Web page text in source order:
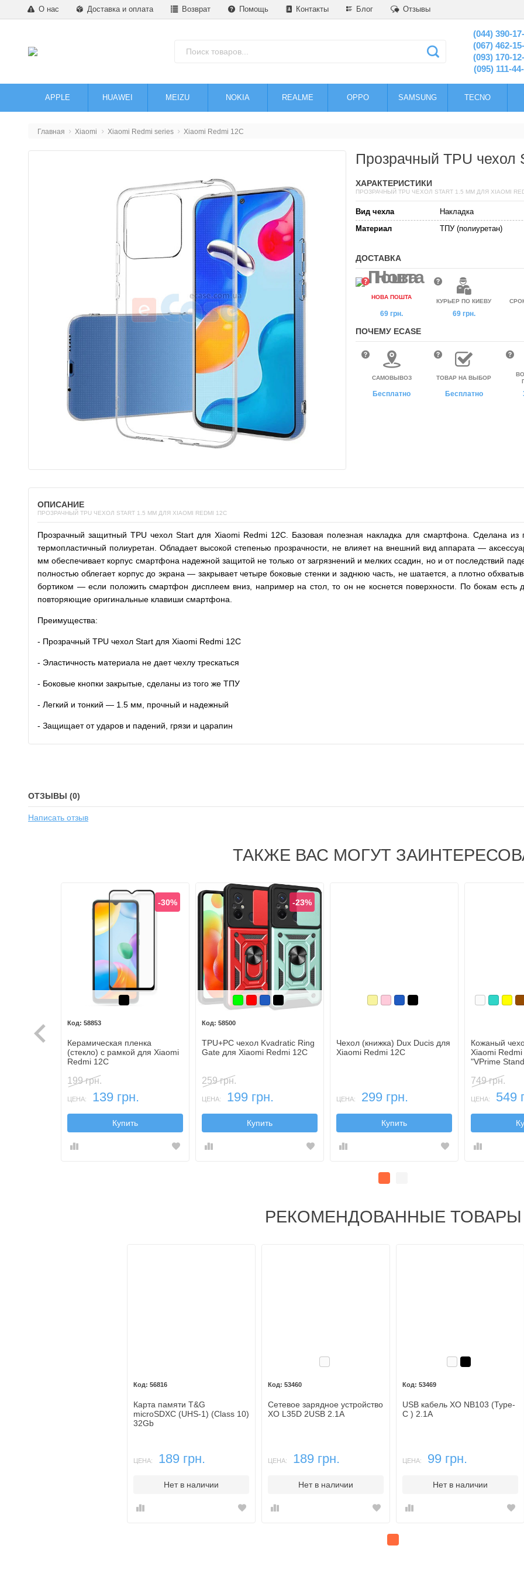
О нас Доставка и оплата Возврат Помощь Контакты Блог Отзывы
(044) 390-
(067) 462-
(093) 170-
(095) 111-
APPLE HUAWEI MEIZU NOKIA REALME OPPO SAMSUNG TECNO
Главная Xiaomi Xiaomi Redmi series Xiaomi Redmi 12C
Прозрачный TPU
ХАРАКТЕРИСТИКИ
ПРОЗРАЧНЫЙ TPU ЧЕХОЛ START 1.5 ММ ДЛЯ XIAOMI
Вид чехла
Накладка
Материал
ТПУ (полиуретан)
ДОСТАВКА
НОВА ПОШТА
69 грн.
КУРЬЕР ПО КИЕВУ
69 грн.
ПОЧЕМУ ECASE
САМОВЫВОЗ
Бесплатно
ТОВАР НА ВЫБОР
Бесплатно
ОПИСАНИЕ
ПРОЗРАЧНЫЙ TPU ЧЕХОЛ START 1.5 ММ ДЛЯ XIAOMI REDMI 12C
Прозрачный защитный TPU чехол Start для Xiaomi Redmi 12C. Базовая полезная накладка для смартфона. Сделана из
термопластичный полиуретан. Обладает высокой степенью прозрачности, не влияет на внешний вид аппарата —
мм обеспечивает корпус смартфона надежной защитой не только от загрязнений и мелких ссадин, но и от последствий
полностью облегает корпус до экрана — закрывает четыре боковые стенки и заднюю часть, не шатается, а плотно
бортиком — если положить смартфон дисплеем вниз, например на стол, то он не коснется поверхности. По бокам есть
повторяющие оригинальные клавиши смартфона.
Преимущества:
- Прозрачный TPU чехол Start для Xiaomi Redmi 12C
- Эластичность материала не дает чехлу трескаться
- Боковые кнопки закрытые, сделаны из того же ТПУ
- Легкий и тонкий — 1.5 мм, прочный и надежный
- Защищает от ударов и падений, грязи и царапин
ОТЗЫВЫ (0)
Написать отзыв
ТАКЖЕ ВАС МОГУТ
Черный
-30%
58853
Керамическая пленка
(стекло) с рамкой для Xiaomi
Redmi 12C
199 грн.
ЦЕНА: 139 грн.
Купить
Зеленый
Красный
Синий, темный
Черный
-23%
58500
TPU+PC чехол Kvadratic Ring
Gate для Xiaomi Redmi 12C
259 грн.
ЦЕНА: 199 грн.
Купить
Золотой
Розовый
Синий, темный
Черный
Чехол (книжка) Dux Ducis для
Xiaomi Redmi 12C
ЦЕНА: 299 грн.
Купить
Белый
Кожаный
Xiaomi
"VPrime
749 грн.
ЦЕНА: 549
РЕКОМЕНДОВАННЫЕ ТОВАРЫ
56816
Карта памяти T&G
microSDXC (UHS-1) (Class 10)
32Gb
ЦЕНА: 189 грн.
Нет в наличии
Белый
53460
Сетевое зарядное устройство
XO L35D 2USB 2.1A
ЦЕНА: 189 грн.
Нет в наличии
БелыйЧерный
53469
USB кабель XO NB103 (Type-
C ) 2.1A
ЦЕНА: 99 грн.
Нет в наличии